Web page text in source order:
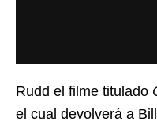
Rudd el filme titulado
el cual devolverá a